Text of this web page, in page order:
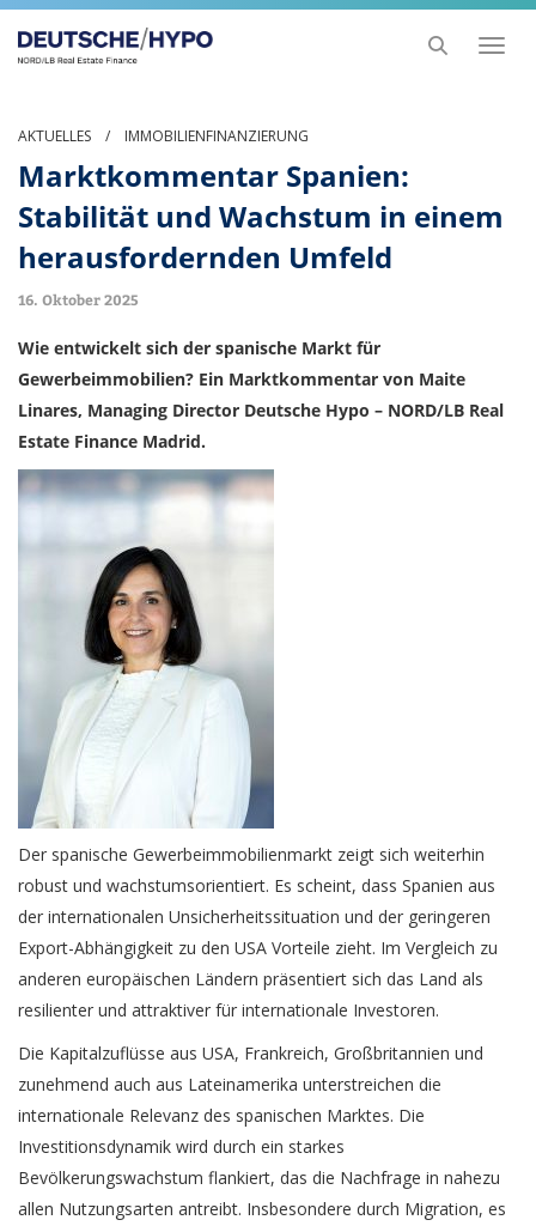
Toggle
AKTUELLES / IMMOBILIENFINANZIERUNG
Marktkommentar Spanien:
Stabilität und Wachstum in einem
herausfordernden Umfeld
16. Oktober 2025
Wie entwickelt sich der spanische Markt für
Gewerbeimmobilien? Ein Marktkommentar von Maite
Linares, Managing Director Deutsche Hypo – NORD/LB Real
Estate Finance Madrid.
Der spanische Gewerbeimmobilienmarkt zeigt sich weiterhin
robust und wachstumsorientiert. Es scheint, dass Spanien aus
der internationalen Unsicherheitssituation und der geringeren
Export-Abhängigkeit zu den USA Vorteile zieht. Im Vergleich zu
anderen europäischen Ländern präsentiert sich das Land als
resilienter und attraktiver für internationale Investoren.
Die Kapitalzuflüsse aus USA, Frankreich, Großbritannien und
zunehmend auch aus Lateinamerika unterstreichen die
internationale Relevanz des spanischen Marktes. Die
Investitionsdynamik wird durch ein starkes
Bevölkerungswachstum flankiert, das die Nachfrage in nahezu
allen Nutzungsarten antreibt. Insbesondere durch Migration, es